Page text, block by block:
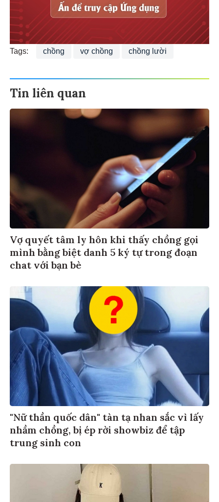
Tags: chồng vợ chồng chồng lười
Tin liên quan
Vợ quyết tâm ly hôn khi thấy chồng gọi
mình bằng biệt danh 5 ký tự trong đoạn
chat với bạn bè
"Nữ thần quốc dân" tàn tạ nhan sắc vì lấy
nhầm chồng, bị ép rời showbiz để tập
trung sinh con